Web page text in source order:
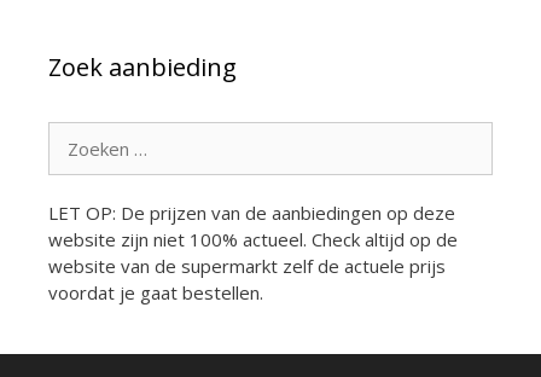
Zoek aanbieding
naar:
LET OP: De prijzen van de aanbiedingen op deze
website zijn niet 100% actueel. Check altijd op de
website van de supermarkt zelf de actuele prijs
voordat je gaat bestellen.